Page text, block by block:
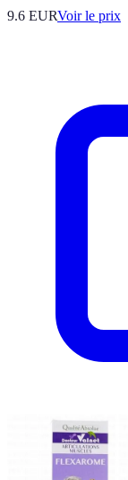
9.6 EURVoir le prix